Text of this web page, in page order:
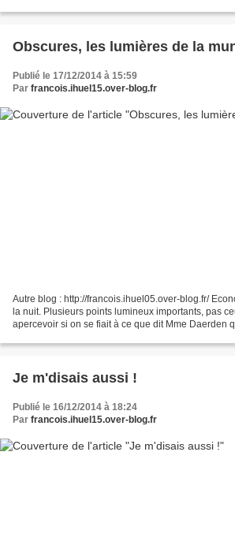
Obscures, les lumières de la
Publié le 17/12/2014 à 15:59
Par francois.ihuel15.over-blog.fr
Autre blog : http://francois.ihuel05.over-blog.fr/
la nuit. Plusieurs points lumineux importants, pas
apercevoir si on se fiait à ce que dit Mme Daerden
Je m'disais aussi !
Publié le 16/12/2014 à 18:24
Par francois.ihuel15.over-blog.fr